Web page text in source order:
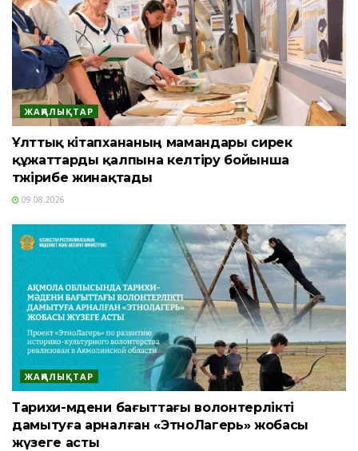
ЖАҢАЛЫҚТАР
Ұлттық кітапхананың мамандары сирек
құжаттарды қалпына келтіру бойынша
тәжірибе жинақтады
09.08.2026
ЖАҢАЛЫҚТАР
Тарихи-мәдени бағыттағы волонтерлікті
дамытуға арналған «ЭтноЛагерь» жобасы
жүзеге асты